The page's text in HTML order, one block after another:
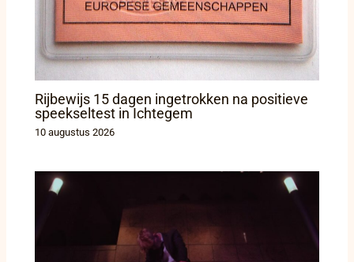
Rijbewijs 15 dagen ingetrokken na positieve
speekseltest in Ichtegem
10 augustus 2026